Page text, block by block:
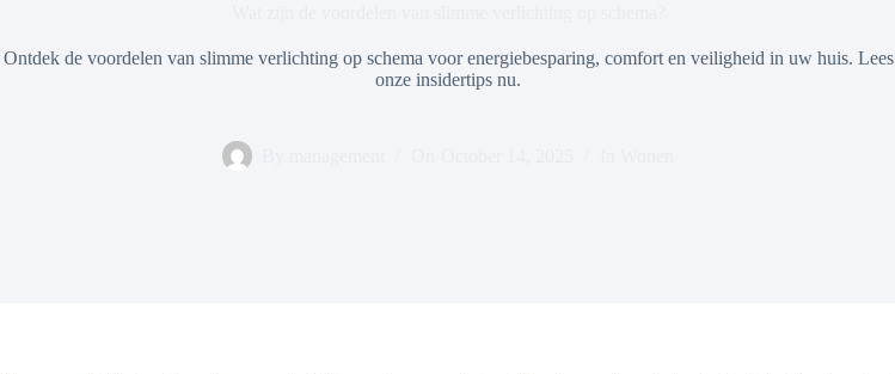
Ontdek de voordelen van slimme verlichting op schema voor energiebesparing, comfort en veiligheid in uw huis. Lees
onze insidertips nu.